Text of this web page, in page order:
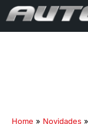
Home » Novidades »